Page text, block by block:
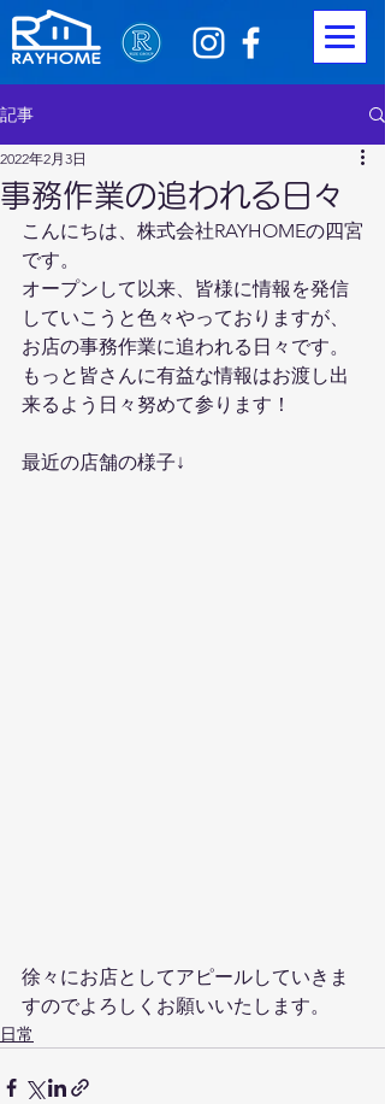
記事
事務作業の追われる日々
2022年2月3日
こんにちは、株式会社RAYHOMEの四宮
です。
オープンして以来、皆様に情報を発信
していこうと色々やっておりますが、
お店の事務作業に追われる日々です。
もっと皆さんに有益な情報はお渡し出
来るよう日々努めて参ります！
最近の店舗の様子↓
徐々にお店としてアピールしていきま
すのでよろしくお願いいたします。
日常